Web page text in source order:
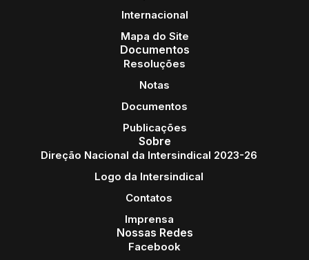
Internacional
Mapa do Site
Documentos
Resoluções
Notas
Documentos
Publicações
Sobre
Direção Nacional da Intersindical 2023-26
Logo da Intersindical
Contatos
Imprensa
Nossas Redes
Facebook